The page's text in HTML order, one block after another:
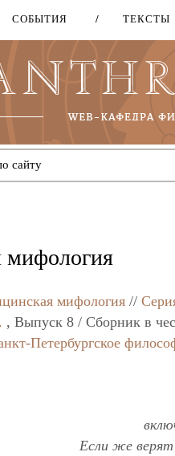
Перейти
СОБЫТИЯ ТЕКСТЫ
мифология
мифология //
, Выпуск 8 / Сборник в
Петербургское
Если же